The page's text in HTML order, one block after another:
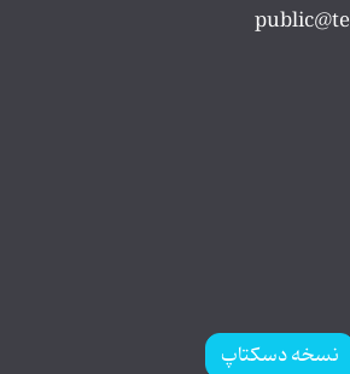
نسخه دسکتاپ